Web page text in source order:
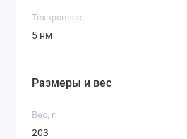
Техпроцесс
5 нм
Размеры и вес
Вес, г
203